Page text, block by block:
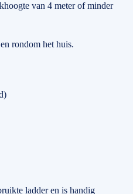
van 4 meter of minder
rondom het huis.
ladder en is handig